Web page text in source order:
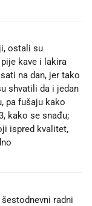
ostali su
kave i lakira
na dan, jer tako
shvatili da i jedan
pa fušaju kako
kako se snađu;
ispred kvalitet,
radni